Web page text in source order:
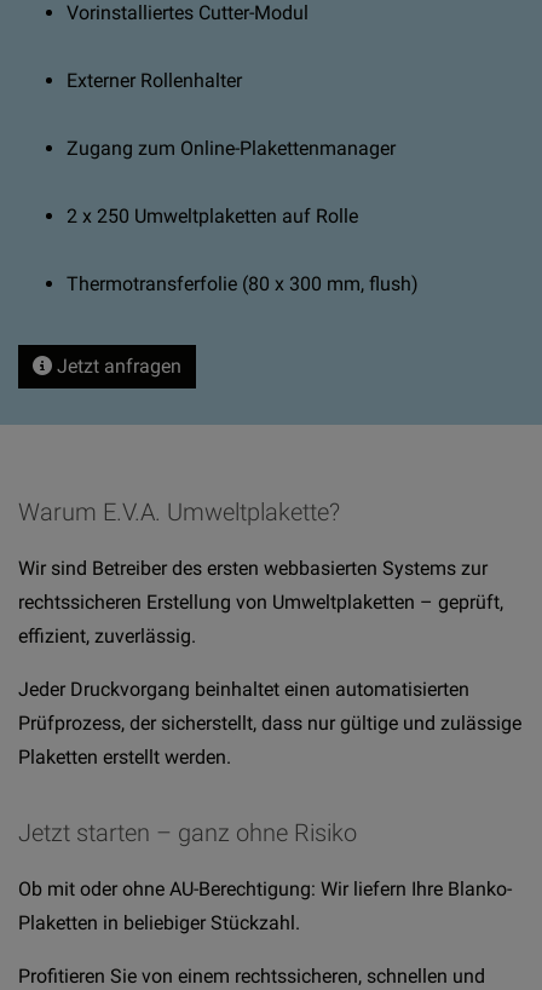
Vorinstalliertes Cutter-Modul
Externer Rollenhalter
Zugang zum Online-Plakettenmanager
2 x 250 Umweltplaketten auf Rolle
Thermotransferfolie (80 x 300 mm, flush)
Jetzt anfragen
Warum E.V.A. Umweltplakette?
Wir sind Betreiber des ersten webbasierten Systems zur
rechtssicheren Erstellung von Umweltplaketten – geprüft,
effizient, zuverlässig.
Jeder Druckvorgang beinhaltet einen automatisierten
Prüfprozess, der sicherstellt, dass nur gültige und zulässige
Plaketten erstellt werden.
Jetzt starten – ganz ohne Risiko
Ob mit oder ohne AU-Berechtigung: Wir liefern Ihre Blanko-
Plaketten in beliebiger Stückzahl.
Profitieren Sie von einem rechtssicheren, schnellen und